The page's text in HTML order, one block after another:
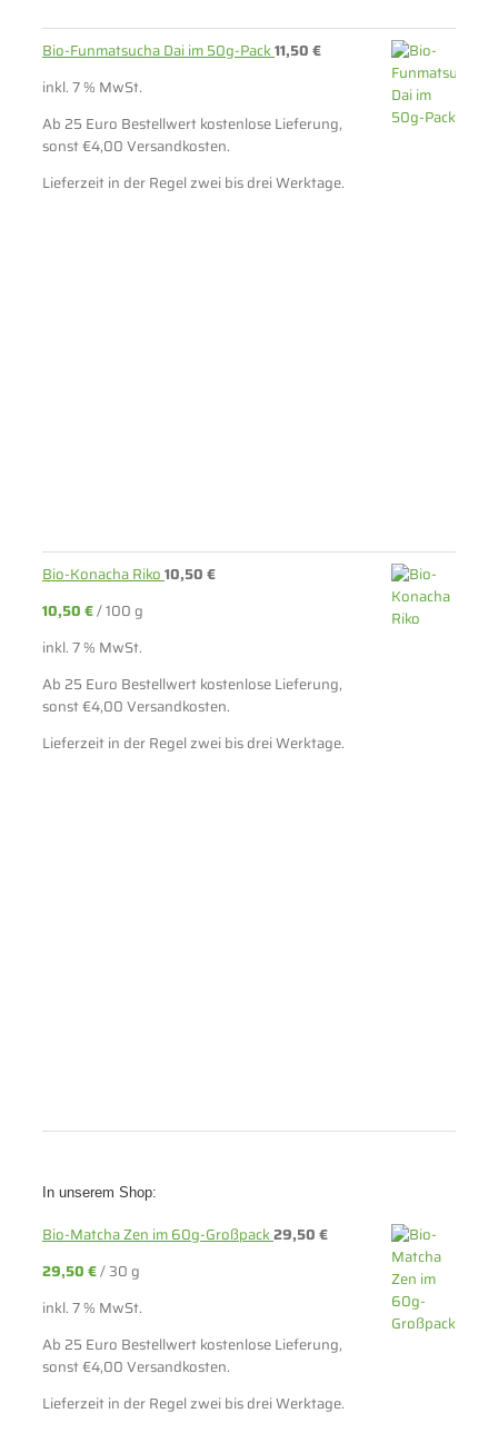
Bio-Funmatsucha Dai im 50g-Pack11,50€
inkl. 7 % MwSt.
Ab 25 Euro Bestellwert kostenlose Lieferung,
sonst €4,00 Versandkosten.
Lieferzeit in der Regel zwei bis drei Werktage.
Bio-Konacha Riko10,50€
10,50€/100 g
inkl. 7 % MwSt.
Ab 25 Euro Bestellwert kostenlose Lieferung,
sonst €4,00 Versandkosten.
Lieferzeit in der Regel zwei bis drei Werktage.
In unserem Shop:
Bio-Matcha Zen im 60g-Großpack29,50€
29,50€/30 g
inkl. 7 % MwSt.
Ab 25 Euro Bestellwert kostenlose Lieferung,
sonst €4,00 Versandkosten.
Lieferzeit in der Regel zwei bis drei Werktage.